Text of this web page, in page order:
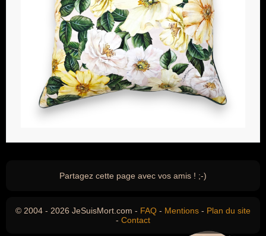
Partagez cette page avec vos amis ! ;-)
© 2004 - 2026 JeSuisMort.com - FAQ - Mentions - Plan du site
- Contact